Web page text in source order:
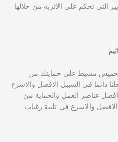
التي تحكم علي الاتربه من خلالها
بخميس مشيط على حمايتك من
دائما في السبيل الافضل والاسرع
عناصر العمل والحماية من
والاسرع في تلبية رغبات